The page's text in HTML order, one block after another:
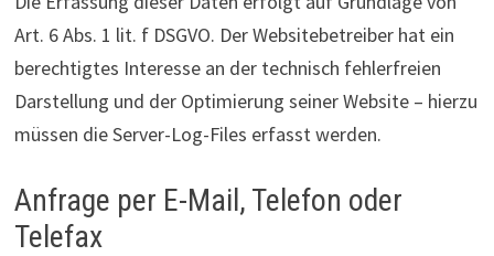
Art. 6 Abs. 1 lit. f DSGVO. Der Websitebetreiber hat ein
berechtigtes Interesse an der technisch fehlerfreien
Darstellung und der Optimierung seiner Website – hierzu
müssen die Server-Log-Files erfasst werden.
Anfrage per E-Mail, Telefon oder
Telefax